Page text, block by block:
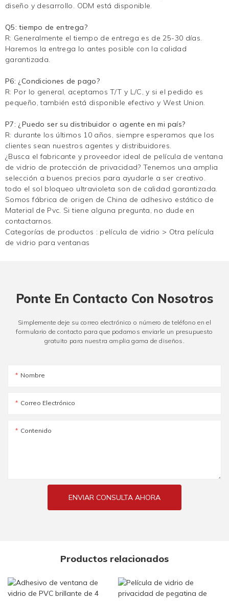
diseño y desarrollo. ODM está disponible.
Q5: tiempo de entrega?
R: Generalmente el tiempo de entrega es de 25-30 días.
Haremos la entrega lo antes posible con la calidad
garantizada.
P6: ¿Condiciones de pago?
R: Por lo general, aceptamos T/T y L/C, y si el pedido es
pequeño, también está disponible efectivo y West Union.
P7: ¿Puedo ser su distribuidor o agente en mi país?
R: durante los últimos 10 años, siempre esperamos que los
clientes sean nuestros agentes y distribuidores.
¿Busca el fabricante y proveedor ideal de película de ventana
de vidrio de protección de privacidad? Tenemos una amplia
selección a buenos precios para ayudarle a ser creativo.
todo el sol bloqueo ultravioleta son de calidad garantizada.
Somos fábrica de origen de China de adhesivo estático de
Material de Pvc. Si tiene alguna pregunta, no dude en
contactarnos.
Categorías de productos : película de vidrio > Otra película
de vidrio para ventanas
Ponte En Contacto Con Nosotros
Simplemente deje su correo electrónico o número de teléfono en el
formulario de contacto para que podamos enviarle un presupuesto
gratuito para nuestra amplia gama de diseños.
Nombre
Correo Electrónico
Contenido
ENVIAR CONSULTA AHORA
Productos relacionados